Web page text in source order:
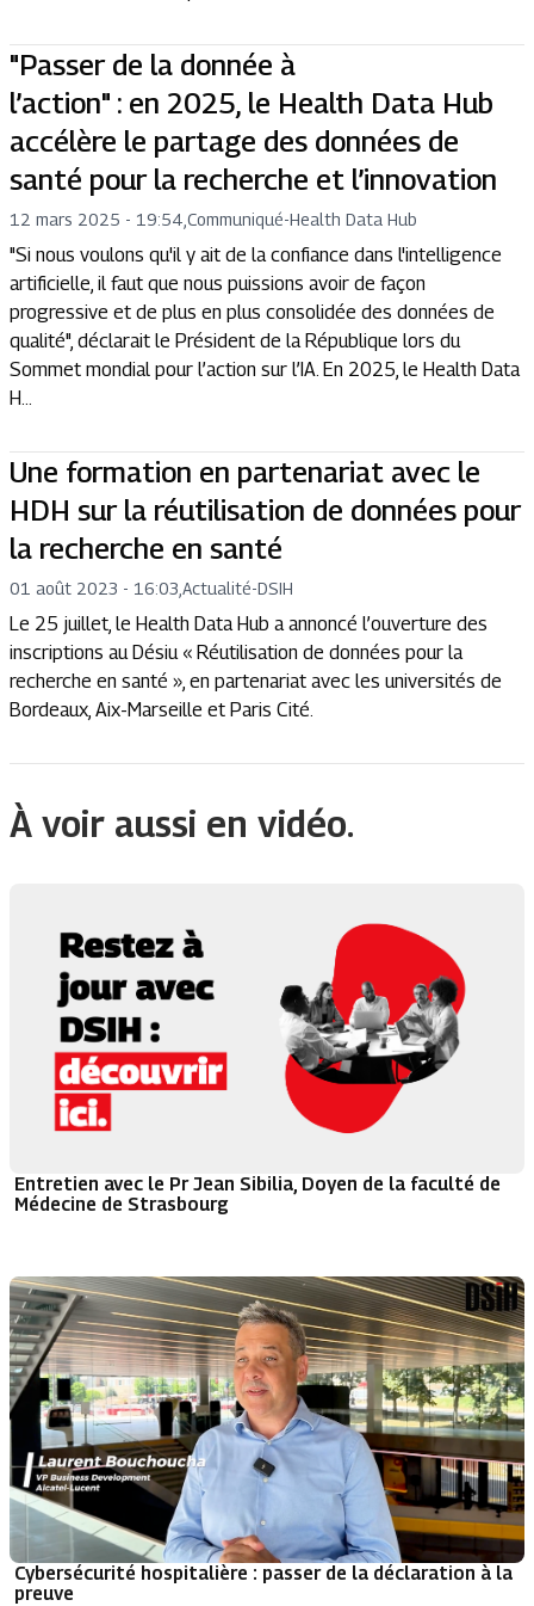
"Passer de la donnée à
l’action" : en 2025, le Health Data Hub
accélère le partage des données de
santé pour la recherche et l’innovation
12 mars 2025 - 19:54 Communiqué-Health Data Hub
"Si nous voulons qu'il y ait de la confiance dans l'intelligence
artificielle, il faut que nous puissions avoir de façon
progressive et de plus en plus consolidée des données de
qualité", déclarait le Président de la République lors du
Sommet mondial pour l’action sur l’IA. En 2025, le Health Data
H...
Une formation en partenariat avec le
HDH sur la réutilisation de données pour
la recherche en santé
01 août 2023 - 16:03 Actualité-DSIH
Le 25 juillet, le Health Data Hub a annoncé l’ouverture des
inscriptions au Désiu « Réutilisation de données pour la
recherche en santé », en partenariat avec les universités de
Bordeaux, Aix-Marseille et Paris Cité.
À voir aussi en vidéo.
Entretien avec le Pr Jean Sibilia, Doyen de la faculté de
Médecine de Strasbourg
Cybersécurité hospitalière : passer de la déclaration à la
preuve